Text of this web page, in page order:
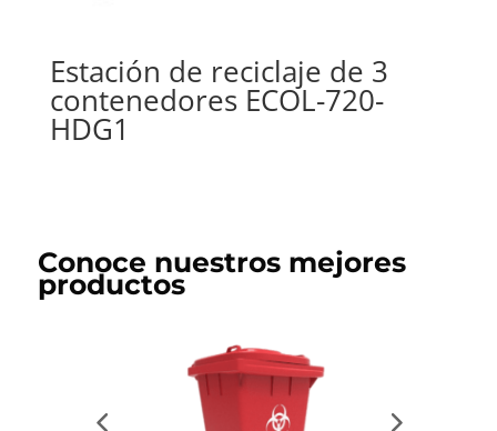
Estación de reciclaje de 3
contenedores ECOL-720-
HDG1
Conoce nuestros mejores
productos